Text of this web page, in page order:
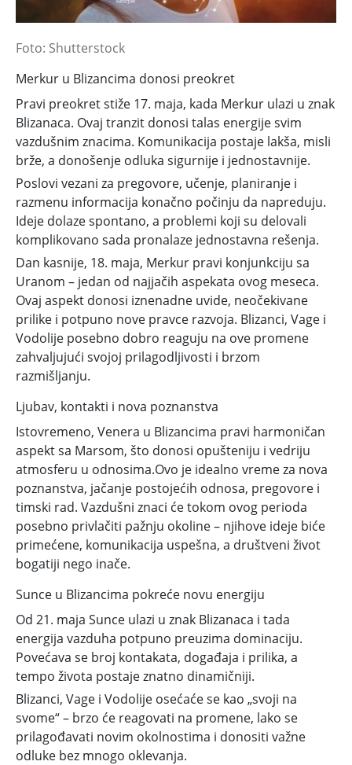
Foto: Shutterstock
Merkur u Blizancima donosi preokret
Pravi preokret stiže 17. maja, kada Merkur ulazi u znak
Blizanaca. Ovaj tranzit donosi talas energije svim
vazdušnim znacima. Komunikacija postaje lakša, misli
brže, a donošenje odluka sigurnije i jednostavnije.
Poslovi vezani za pregovore, učenje, planiranje i
razmenu informacija konačno počinju da napreduju.
Ideje dolaze spontano, a problemi koji su delovali
komplikovano sada pronalaze jednostavna rešenja.
Dan kasnije, 18. maja, Merkur pravi konjunkciju sa
Uranom – jedan od najjačih aspekata ovog meseca.
Ovaj aspekt donosi iznenadne uvide, neočekivane
prilike i potpuno nove pravce razvoja. Blizanci, Vage i
Vodolije posebno dobro reaguju na ove promene
zahvaljujući svojoj prilagodljivosti i brzom
razmišljanju.
Ljubav, kontakti i nova poznanstva
Istovremeno, Venera u Blizancima pravi harmoničan
aspekt sa Marsom, što donosi opušteniju i vedriju
atmosferu u odnosima.Ovo je idealno vreme za nova
poznanstva, jačanje postojećih odnosa, pregovore i
timski rad. Vazdušni znaci će tokom ovog perioda
posebno privlačiti pažnju okoline – njihove ideje biće
primećene, komunikacija uspešna, a društveni život
bogatiji nego inače.
Sunce u Blizancima pokreće novu energiju
Od 21. maja Sunce ulazi u znak Blizanaca i tada
energija vazduha potpuno preuzima dominaciju.
Povećava se broj kontakata, događaja i prilika, a
tempo života postaje znatno dinamičniji.
Blizanci, Vage i Vodolije osećaće se kao „svoji na
svome“ – brzo će reagovati na promene, lako se
prilagođavati novim okolnostima i donositi važne
odluke bez mnogo oklevanja.